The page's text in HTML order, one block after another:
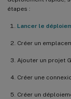
étapes :
Lancer le
Créer un
Ajouter un projet
Créer une
Créer un